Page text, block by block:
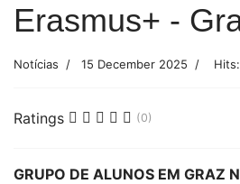
Erasmus+ -
Notícias 15 December 2025
Ratings (0)
GRUPO DE ALUNOS EM GRAZ